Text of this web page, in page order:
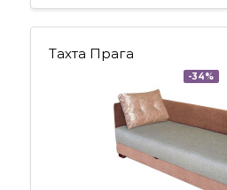
Тахта Прага
-34%